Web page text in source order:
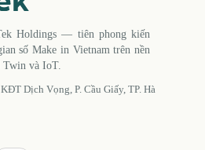
Holdings — tiên phong kiến
số Make in Vietnam trên nền
và IoT.
Dịch Vọng, P. Cầu Giấy, TP. Hà